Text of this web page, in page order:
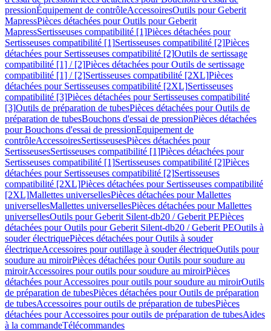
pressionÉquipement de contrôleAccessoiresOutils pour Geberit
MapressPièces détachées pour Outils pour Geberit
MapressSertisseuses compatibilité [1]Pièces détachées pour
Sertisseuses compatibilité [1]Sertisseuses compatibilité [2]Pièces
détachées pour Sertisseuses compatibilité [2]Outils de sertissage
compatibilité [1] / [2]Pièces détachées pour Outils de sertissage
compatibilité [1] / [2]Sertisseuses compatibilité [2XL]Pièces
détachées pour Sertisseuses compatibilité [2XL]Sertisseuses
compatibilité [3]Pièces détachées pour Sertisseuses compatibilité
[3]Outils de préparation de tubesPièces détachées pour Outils de
préparation de tubesBouchons d'essai de pressionPièces détachées
pour Bouchons d'essai de pressionEquipement de
contrôleAccessoiresSertisseusesPièces détachées pour
SertisseusesSertisseuses compatibilité [1]Pièces détachées pour
Sertisseuses compatibilité [1]Sertisseuses compatibilité [2]Pièces
détachées pour Sertisseuses compatibilité [2]Sertisseuses
compatibilité [2XL]Pièces détachées pour Sertisseuses compatibilité
[2XL]Mallettes universellesPièces détachées pour Mallettes
universellesMallettes universellesPièces détachées pour Mallettes
universellesOutils pour Geberit Silent-db20 / Geberit PEPièces
détachées pour Outils pour Geberit Silent-db20 / Geberit PEOutils à
souder électriquePièces détachées pour Outils à souder
électriqueAccessoires pour outillage à souder électriqueOutils pour
soudure au miroirPièces détachées pour Outils pour soudure au
miroirAccessoires pour outils pour soudure au miroirPièces
détachées pour Accessoires pour outils pour soudure au miroirOutils
de préparation de tubesPièces détachées pour Outils de préparation
de tubesAccessoires pour outils de préparation de tubesPièces
détachées pour Accessoires pour outils de préparation de tubesAides
à la commandeTélécommandes